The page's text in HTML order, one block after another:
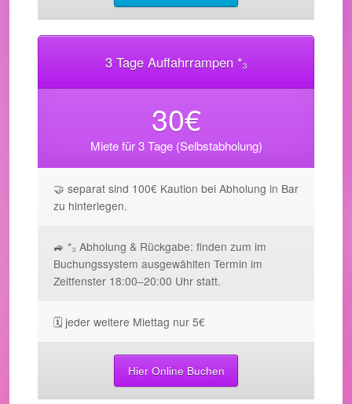
3 Tage Auffahrrampen *₃
30€
Miete für 3 Tage (Selbstabholung)
🤝 separat sind 100€ Kaution bei Abholung in Bar
zu hinterlegen.
🚙 *₃ Abholung & Rückgabe: finden zum im
Buchungssystem ausgewählten Termin im
Zeitfenster 18:00–20:00 Uhr statt.
🗓️ jeder weitere Miettag nur 5€
Hier Online Buchen